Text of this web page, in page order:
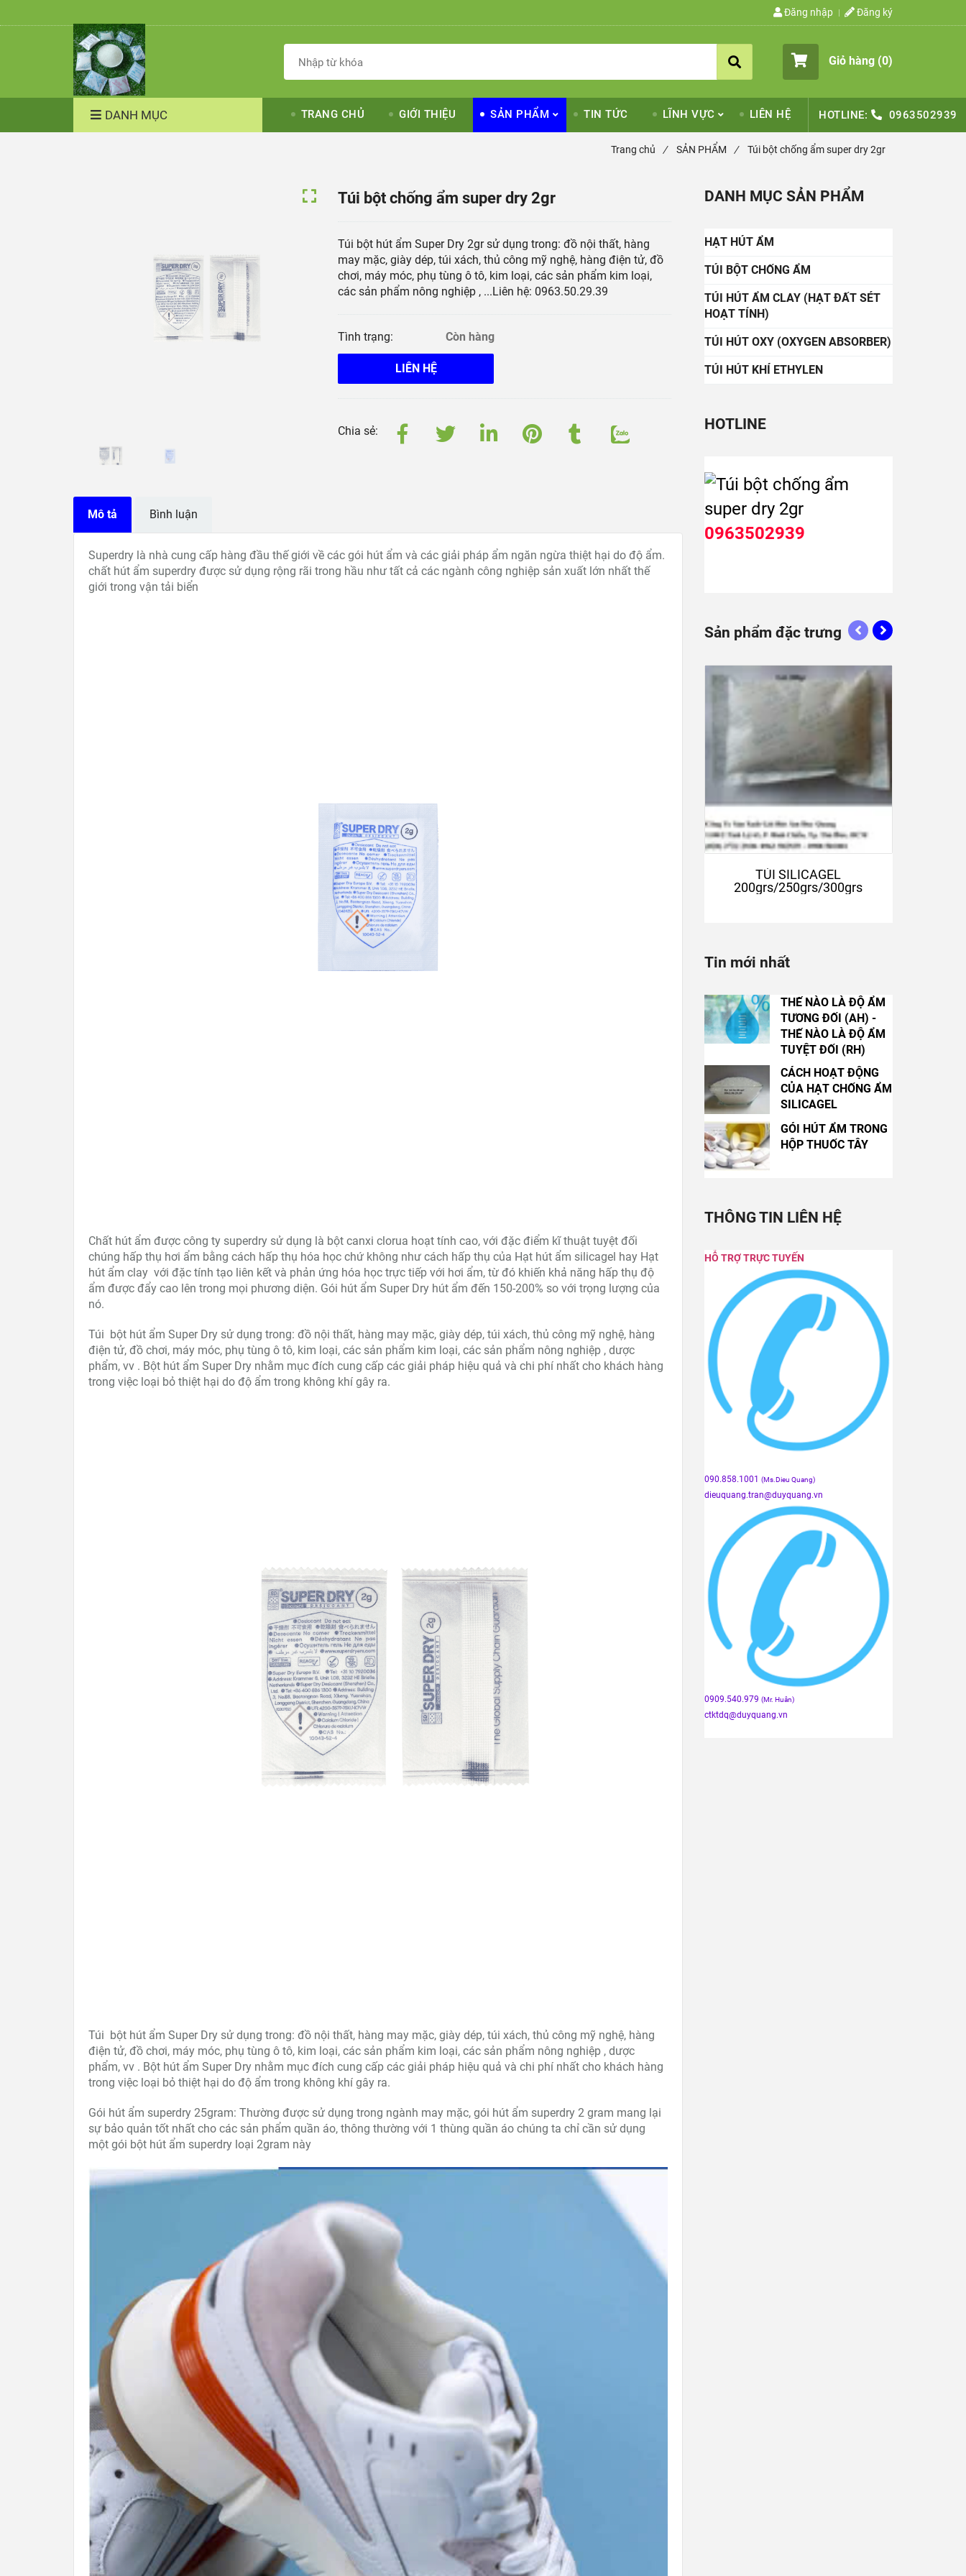
Đăng nhập Đăng ký
Giỏ hàng (0)
DANH MỤC TRANG CHỦ GIỚI THIỆU SẢN PHẨM TIN TỨC LĨNH VỰC LIÊN HỆ HOTLINE: 0963502939
Trang chủ / SẢN PHẨM / Túi bột chống ẩm super dry 2gr
Túi bột chống ẩm super dry 2gr
Túi bột hút ẩm Super Dry 2gr sử dụng trong: đồ nội thất, hàng
may mặc, giày dép, túi xách, thủ công mỹ nghệ, hàng điện tử, đồ
chơi, máy móc, phụ tùng ô tô, kim loại, các sản phẩm kim loại,
các sản phẩm nông nghiệp , ...Liên hệ: 0963.50.29.39
Tình trạng: Còn hàng
LIÊN HỆ
Chia sẻ:
Mô tả Bình luận
Superdry là nhà cung cấp hàng đầu thế giới về các gói hút ẩm và các giải pháp ẩm ngăn ngừa thiệt hại do độ ẩm.
chất hút ẩm superdry được sử dụng rộng rãi trong hầu như tất cả các ngành công nghiệp sản xuất lớn nhất thế
giới trong vận tải biển
Chất hút ẩm được công ty superdry sử dụng là bột canxi clorua hoạt tính cao, với đặc điểm kĩ thuật tuyệt đối
chúng hấp thụ hơi ẩm bằng cách hấp thụ hóa học chứ không như cách hấp thụ của Hạt hút ẩm silicagel hay Hạt
hút ẩm clay với đặc tính tạo liên kết và phản ứng hóa học trực tiếp với hơi ẩm, từ đó khiến khả năng hấp thụ độ
ẩm được đẩy cao lên trong mọi phương diện. Gói hút ẩm Super Dry hút ẩm đến 150-200% so với trọng lượng của
nó.
Túi bột hút ẩm Super Dry sử dụng trong: đồ nội thất, hàng may mặc, giày dép, túi xách, thủ công mỹ nghệ, hàng
điện tử, đồ chơi, máy móc, phụ tùng ô tô, kim loại, các sản phẩm kim loại, các sản phẩm nông nghiệp , dược
phẩm, vv . Bột hút ẩm Super Dry nhằm mục đích cung cấp các giải pháp hiệu quả và chi phí nhất cho khách hàng
trong việc loại bỏ thiệt hại do độ ẩm trong không khí gây ra.
Túi bột hút ẩm Super Dry sử dụng trong: đồ nội thất, hàng may mặc, giày dép, túi xách, thủ công mỹ nghệ, hàng
điện tử, đồ chơi, máy móc, phụ tùng ô tô, kim loại, các sản phẩm kim loại, các sản phẩm nông nghiệp , dược
phẩm, vv . Bột hút ẩm Super Dry nhằm mục đích cung cấp các giải pháp hiệu quả và chi phí nhất cho khách hàng
trong việc loại bỏ thiệt hại do độ ẩm trong không khí gây ra.
Gói hút ẩm superdry 25gram: Thường được sử dụng trong ngành may mặc, gói hút ẩm superdry 2 gram mang lại
sự bảo quản tốt nhất cho các sản phẩm quần áo, thông thường với 1 thùng quần áo chúng ta chỉ cần sử dụng
một gói bột hút ẩm superdry loại 2gram này
DANH MỤC SẢN PHẨM
HẠT HÚT ẨM
TÚI BỘT CHỐNG ẨM
TÚI HÚT ẨM CLAY (HẠT ĐẤT SÉT
HOẠT TÍNH)
TÚI HÚT OXY (OXYGEN ABSORBER)
TÚI HÚT KHÍ ETHYLEN
HOTLINE
0963502939
Sản phẩm đặc trưng
TÚI SILICAGEL
200grs/250grs/300grs
Tin mới nhất
THẾ NÀO LÀ ĐỘ ẨM
TƯƠNG ĐỐI (AH) -
THẾ NÀO LÀ ĐỘ ẨM
TUYỆT ĐỐI (RH)
CÁCH HOẠT ĐỘNG
CỦA HẠT CHỐNG ẨM
SILICAGEL
GÓI HÚT ẨM TRONG
HỘP THUỐC TÂY
THÔNG TIN LIÊN HỆ
HỖ TRỢ TRỰC TUYẾN
090.858.1001 (Ms.Dieu Quang)
dieuquang.tran@duyquang.vn
0909.540.979 (Mr. Huân)
ctktdq@duyquang.vn